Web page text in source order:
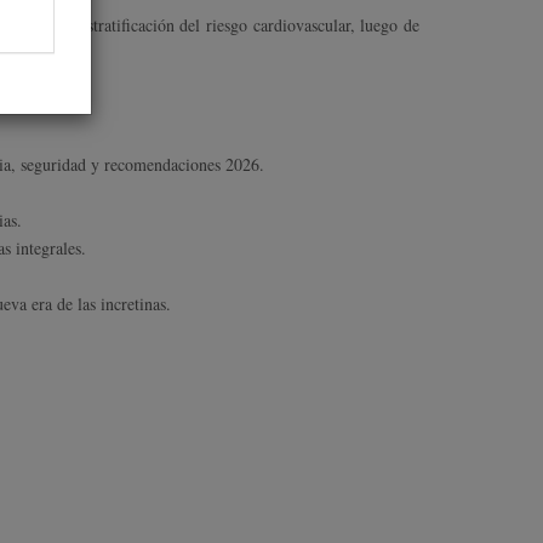
y estratificación del riesgo cardiovascular, luego de
seguridad y recomendaciones 2026.
integrales.
era de las incretinas.